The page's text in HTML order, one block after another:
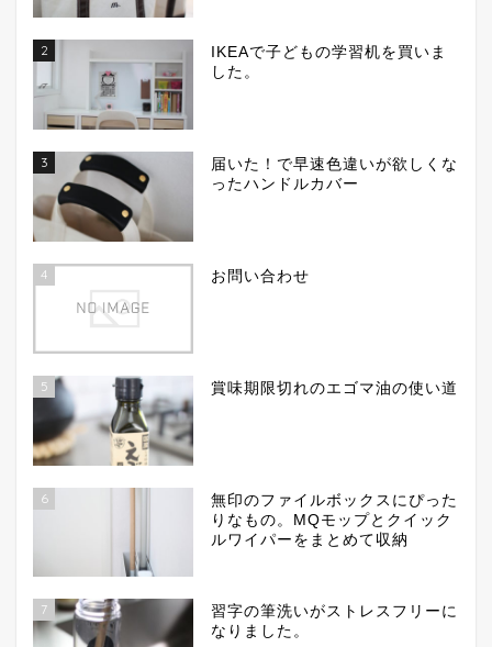
2
IKEAで子どもの学習机を買いま
した。
3
届いた！で早速色違いが欲しくな
ったハンドルカバー
4 お問い合わせ
5 賞味期限切れのエゴマ油の使い道
6
無印のファイルボックスにぴった
りなもの。MQモップとクイック
ルワイパーをまとめて収納
7
習字の筆洗いがストレスフリーに
なりました。